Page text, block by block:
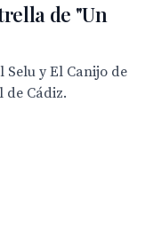
de "Un
Selu y El Canijo de
de Cádiz.